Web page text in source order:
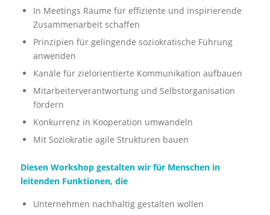
In Meetings Räume für effiziente und inspirierende
Zusammenarbeit schaffen
Prinzipien für gelingende soziokratische Führung
anwenden
Kanäle für zielorientierte Kommunikation aufbauen
Mitarbeiterverantwortung und Selbstorganisation
fördern
Konkurrenz in Kooperation umwandeln
Mit Soziokratie agile Strukturen bauen
Diesen Workshop gestalten wir für Menschen in
leitenden Funktionen, die
Unternehmen nachhaltig gestalten wollen